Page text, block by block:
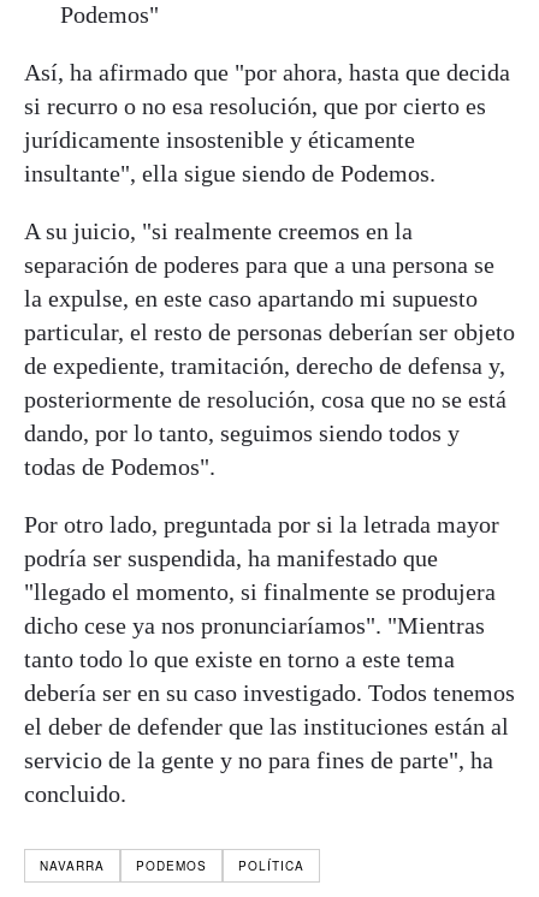
Podemos"
Así, ha afirmado que "por ahora, hasta que decida
si recurro o no esa resolución, que por cierto es
jurídicamente insostenible y éticamente
insultante", ella sigue siendo de Podemos.
A su juicio, "si realmente creemos en la
separación de poderes para que a una persona se
la expulse, en este caso apartando mi supuesto
particular, el resto de personas deberían ser objeto
de expediente, tramitación, derecho de defensa y,
posteriormente de resolución, cosa que no se está
dando, por lo tanto, seguimos siendo todos y
todas de Podemos".
Por otro lado, preguntada por si la letrada mayor
podría ser suspendida, ha manifestado que
"llegado el momento, si finalmente se produjera
dicho cese ya nos pronunciaríamos". "Mientras
tanto todo lo que existe en torno a este tema
debería ser en su caso investigado. Todos tenemos
el deber de defender que las instituciones están al
servicio de la gente y no para fines de parte", ha
concluido.
NAVARRA PODEMOS POLÍTICA